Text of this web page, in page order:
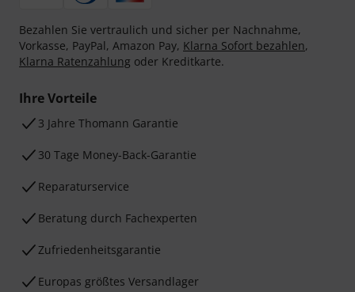
Bezahlen Sie vertraulich und sicher per Nachnahme,
Vorkasse, PayPal, Amazon Pay, Klarna Sofort bezahlen,
Klarna Ratenzahlung oder Kreditkarte.
Ihre Vorteile
3 Jahre Thomann Garantie
30 Tage Money-Back-Garantie
Reparaturservice
Beratung durch Fachexperten
Zufriedenheitsgarantie
Europas größtes Versandlager